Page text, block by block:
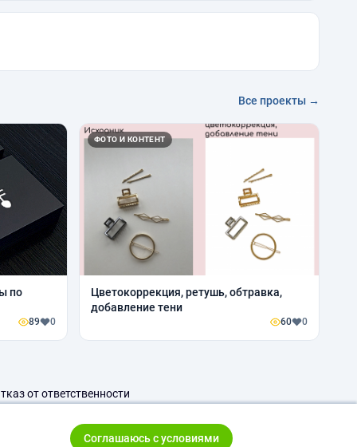
Все проекты →
по
89 0
ФОТО И КОНТЕНТ
Цветокоррекция, ретушь, обтравка,
добавление тени
60 0
от ответственности
Соглашаюсь с условиями